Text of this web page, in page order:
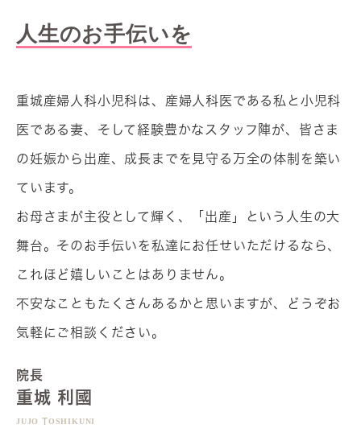
人生のお手伝いを
重城産婦人科小児科は、産婦人科医である私と小児科
医である妻、そして経験豊かなスタッフ陣が、皆さま
の妊娠から出産、成長までを見守る万全の体制を築い
ています。
お母さまが主役として輝く、「出産」という人生の大
舞台。そのお手伝いを私達にお任せいただけるなら、
これほど嬉しいことはありません。
不安なこともたくさんあるかと思いますが、どうぞお
気軽にご相談ください。
院長
重城 利國
JUJO TOSHIKUNI